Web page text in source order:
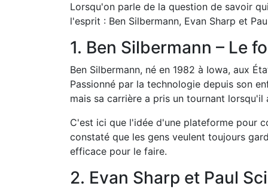
Lorsqu'on parle de la question de savoir
l'esprit : Ben Silbermann, Evan Sharp et
1. Ben Silbermann – Le
Ben Silbermann, né en 1982 à Iowa, aux
Passionné par la technologie depuis son
mais sa carrière a pris un tournant
C'est ici que l'idée d'une plateforme pour
constaté que les gens veulent toujours
efficace pour le faire.
2. Evan Sharp et Paul